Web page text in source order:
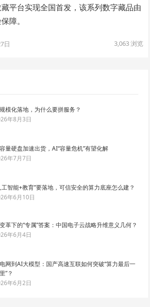
平台实现全国首发，该系列数字藏品由
障。
日 3,063浏览
模化落地，为什么要拼服务？
年8月3日
量硬盘加速出货，AI“容量危机”有望化解
年7月7日
工智能+教育”要落地，可信安全的算力底座怎么建？
年6月10日
革下的“专属”答案：中国电子云战略升维意义几何？
年6月4日
网到AI大模型：国产高速互联如何突破“算力最后一
”？
年6月2日